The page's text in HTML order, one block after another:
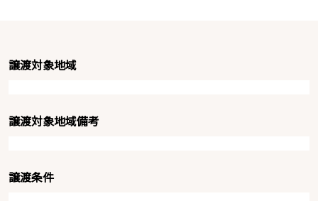
譲渡対象地域
譲渡対象地域備考
譲渡条件